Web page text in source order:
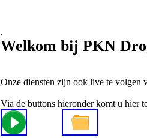
.
Welkom bij PKN
Onze diensten zijn ook live te volgen
Via de buttons hieronder komt u hier